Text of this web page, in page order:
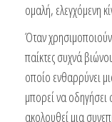
ομαλή, ελεγχόμενη
Όταν
παίκτες συχνά
οποίο ενθαρρύνει
μπορεί να
ακολουθεί μια